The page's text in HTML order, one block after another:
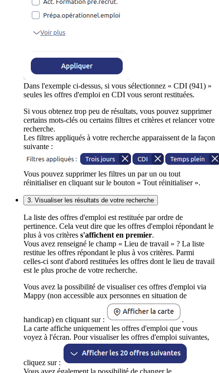
Dans l'exemple ci-dessus, si vous sélectionnez « CDI (941) »
seules les offres d'emploi en CDI vous seront restituées.
Si vous obtenez trop peu de résultats, vous pouvez supprimer
certains mots-clés ou certains filtres et critères et relancer votre
recherche.
Les filtres appliqués à votre recherche apparaissent de la façon
suivante :
Vous pouvez supprimer les filtres un par un ou tout
réinitialiser en cliquant sur le bouton « Tout réinitialiser ».
3. Visualiser les résultats de votre recherche
La liste des offres d'emploi est restituée par ordre de
pertinence. Cela veut dire que les offres d'emploi répondant le
plus à vos critères s'affichent en premier.
Vous avez renseigné le champ « Lieu de travail » ? La liste
restitue les offres répondant le plus à vos critères. Parmi
celles-ci sont d'abord restituées les offres dont le lieu de travail
est le plus proche de votre recherche.
Vous avez la possibilité de visualiser ces offres d'emploi via
Mappy (non accessible aux personnes en situation de
handicap) en cliquant sur :
.
La carte affiche uniquement les offres d'emploi que vous
voyez à l'écran. Pour visualiser les offres d'emploi suivantes,
cliquez sur :
Vous avez également la possibilité de changer le